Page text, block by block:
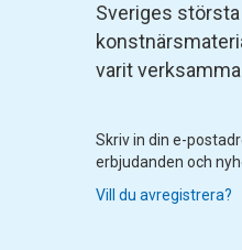
Sveriges
varit
Skriv in din e-
erbjudanden och
Vill du avregistrera?